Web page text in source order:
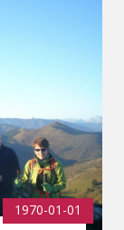
1970-01-01